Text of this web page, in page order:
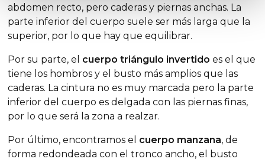
abdomen recto, pero caderas y piernas anchas. La
parte inferior del cuerpo suele ser más larga que la
superior, por lo que hay que equilibrar.
Por su parte, el cuerpo triángulo invertido es el que
tiene los hombros y el busto más amplios que las
caderas. La cintura no es muy marcada pero la parte
inferior del cuerpo es delgada con las piernas finas,
por lo que será la zona a realzar.
Por último, encontramos el cuerpo manzana, de
forma redondeada con el tronco ancho, el busto